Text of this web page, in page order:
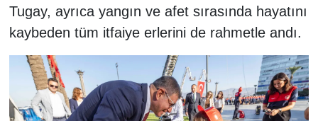
Tugay, ayrıca yangın ve afet sırasında hayatını
kaybeden tüm itfaiye erlerini de rahmetle andı.